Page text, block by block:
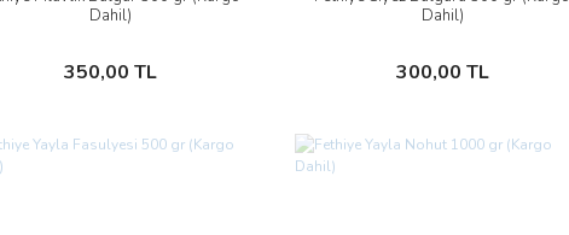
Dahil)
350,00 TL
Stokta Yok
Dahil)
300,00 TL
Stokta Yok